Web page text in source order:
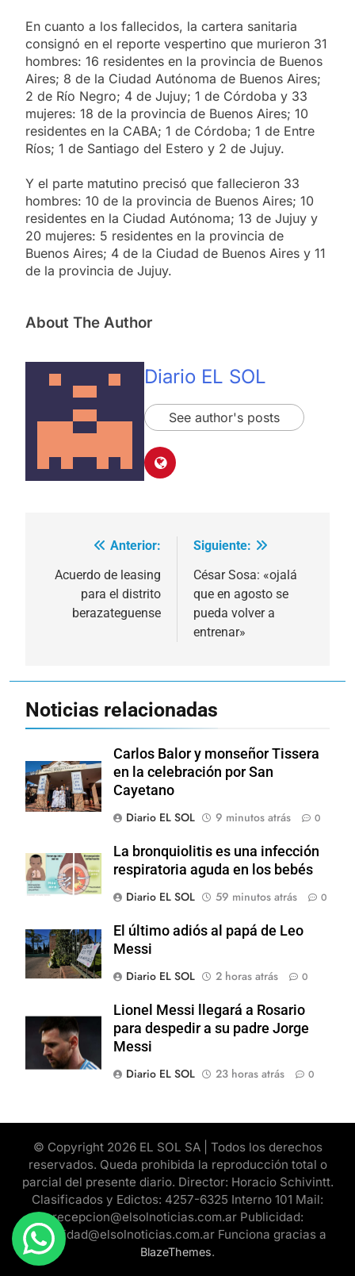
En cuanto a los fallecidos, la cartera sanitaria
consignó en el reporte vespertino que murieron 31
hombres: 16 residentes en la provincia de Buenos
Aires; 8 de la Ciudad Autónoma de Buenos Aires;
2 de Río Negro; 4 de Jujuy; 1 de Córdoba y 33
mujeres: 18 de la provincia de Buenos Aires; 10
residentes en la CABA; 1 de Córdoba; 1 de Entre
Ríos; 1 de Santiago del Estero y 2 de Jujuy.
Y el parte matutino precisó que fallecieron 33
hombres: 10 de la provincia de Buenos Aires; 10
residentes en la Ciudad Autónoma; 13 de Jujuy y
20 mujeres: 5 residentes en la provincia de
Buenos Aires; 4 de la Ciudad de Buenos Aires y 11
de la provincia de Jujuy.
About The Author
Diario EL SOL
See author's posts
Navegación
de
entradas
Anterior:
Acuerdo de leasing
para el distrito
berazateguense
Siguiente:
César Sosa: «ojalá
que en agosto se
pueda volver a
entrenar»
Noticias relacionadas
Carlos Balor y monseñor Tissera
en la celebración por San
Cayetano
Diario EL SOL
9 minutos atrás 0
La bronquiolitis es una infección
respiratoria aguda en los bebés
Diario EL SOL
59 minutos atrás 0
El último adiós al papá de Leo
Messi
Diario EL SOL
2 horas atrás 0
Lionel Messi llegará a Rosario
para despedir a su padre Jorge
Messi
Diario EL SOL
23 horas atrás 0
© Copyright 2026 EL SOL SA | Todos los derechos
reservados. Queda prohibida la reproducción total o
parcial del presente diario. Director: Horacio Schivintt.
Clasificados y Edictos: 4257-6325 Interno 101 Mail:
recepcion@elsolnoticias.com.ar Publicidad:
publicidad@elsolnoticias.com.ar Funciona gracias a
BlazeThemes.